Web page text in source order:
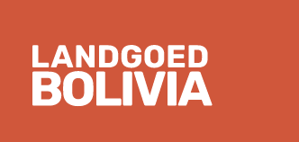
Footer